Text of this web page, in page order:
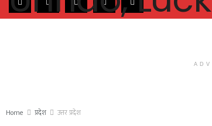
Home प्रदेश उत्तर प्रदेश